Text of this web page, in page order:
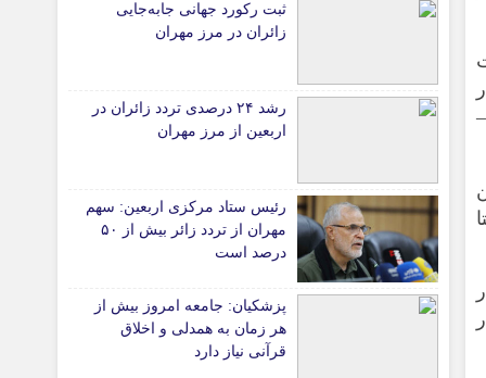
حوادث، انتظامی
شهرداری و شورای شهر
*ماناسپهر
اطلاعیه
پیام تبریک ماناسپهر
پیام تسلیت ماناسپهر
پیوندهای سایت
۲ هزار
ثبت رکورد جهانی جابه‌جایی
زائران در مرز مهران
رشد ۲۴ درصدی تردد زائران در
اربعین از مرز مهران
رئیس ستاد مرکزی اربعین: سهم
مهران از تردد زائر بیش از ۵۰
درصد است
پزشکیان: جامعه امروز بیش از
هر زمان به همدلی و اخلاق
قرآنی نیاز دارد